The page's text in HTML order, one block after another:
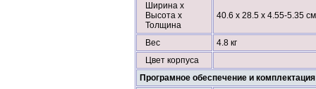
Ширина х
Высота х
Толщина
40.6 x 28.5 x 4.55-5.35 см
Вес
4.8 кг
Цвет корпуса
Програмное обеспечение и комплектация